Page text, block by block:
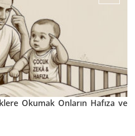
Okumak Onların Hafıza ve